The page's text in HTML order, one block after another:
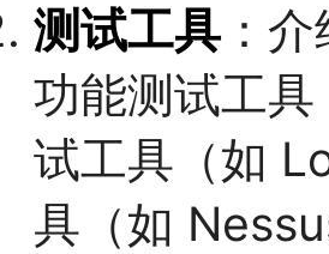
测试工具：介
功能测试工
试工具（如
具（如